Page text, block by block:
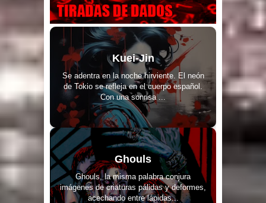
Kuei-Jin
Se adentra en la noche hirviente. El neón
de Tokio se refleja en el cuerpo español.
Con una sonrisa ...
Ghouls
Ghouls, la misma palabra conjura
imágenes de criaturas pálidas y deformes,
acechando entre lápidas...